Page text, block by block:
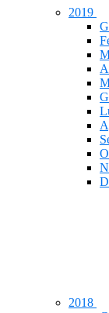
2019
2018